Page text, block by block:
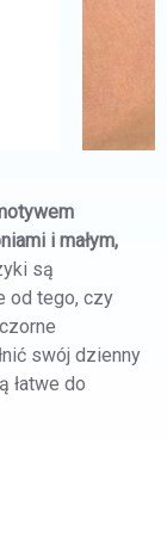
i małym,
są
od tego, czy
swój dzienny
łatwe do